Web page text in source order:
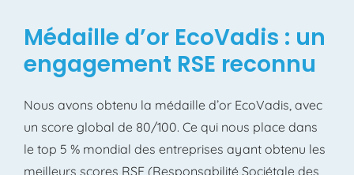
Médaille d’or EcoVadis : un
engagement RSE reconnu
Nous avons obtenu la médaille d’or EcoVadis, avec
un score global de 80/100. Ce qui nous place dans
le top 5 % mondial des entreprises ayant obtenu les
meilleurs scores RSE (Responsabilité Sociétale des